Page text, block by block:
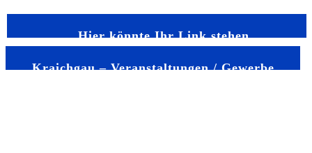
Hier könnte Ihr Link stehen
Kraichgau – Veranstaltungen / Gewerbe